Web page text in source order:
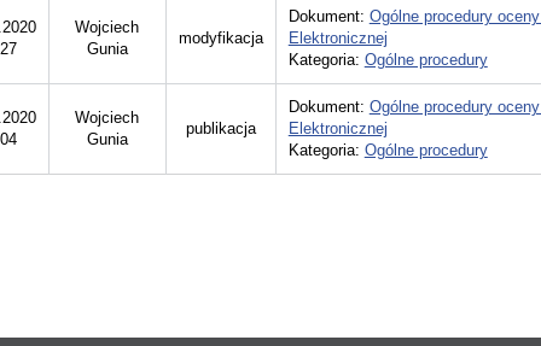
Wojciech
Gunia
modyfikacja
Dokument: Ogólne procedury
Elektronicznej
Kategoria: Ogólne procedury
Wojciech
Gunia
publikacja
Dokument: Ogólne procedury
Elektronicznej
Kategoria: Ogólne procedury